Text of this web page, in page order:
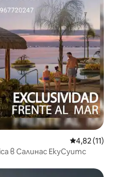
Средна
4,82 (11)
в Салинас ЕкуСуитс